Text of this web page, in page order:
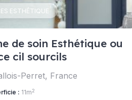
ESTHÉTIQUE
de soin Esthétique ou
cil sourcils
Perret, France
: 11m2